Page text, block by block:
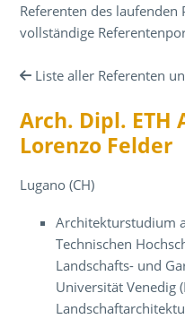
Referenten des laufenden
vollständige
Liste aller Referenten
Arch. Dipl. ETH
Lorenzo Felder
Lugano (CH)
Architekturstudium
Technischen
Landschafts- und
Universität Venedig